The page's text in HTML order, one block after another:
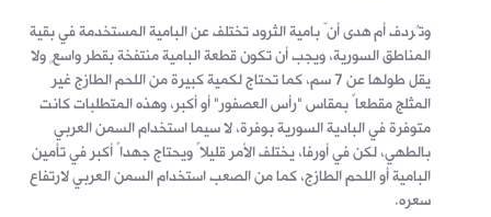
وتُردف أم هدى أنّ بامية الثرود تختلف عن البامية المستخدمة في بقية
المناطق السورية، ويجب أن تكون قطعة البامية منتفخة بقطر واسعٍ ولا
يقل طولها عن 7 سم، كما تحتاج لكمية كبيرة من اللحم الطازج غير
المثلج مقطعاً بمقاس "رأس العصفور" أو أكبر، وهذه المتطلبات كانت
متوفرة في البادية السورية بوفرة، لا سيما استخدام السمن العربي
بالطهي، لكن في أورفا، يختلف الأمر قليلاً ويحتاج جهداً أكبر في تأمين
البامية أو اللحم الطازج، كما من الصعب استخدام السمن العربي لارتفاع
سعره.